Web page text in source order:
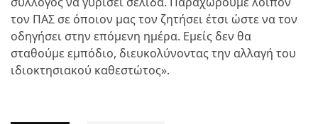
τον ΠΑΣ σε όποιον μας τον ζητήσει έτσι ώστε να τον
οδηγήσει στην επόμενη ημέρα. Εμείς δεν θα
σταθούμε εμπόδιο, διευκολύνοντας την αλλαγή του
ιδιοκτησιακού καθεστώτος».